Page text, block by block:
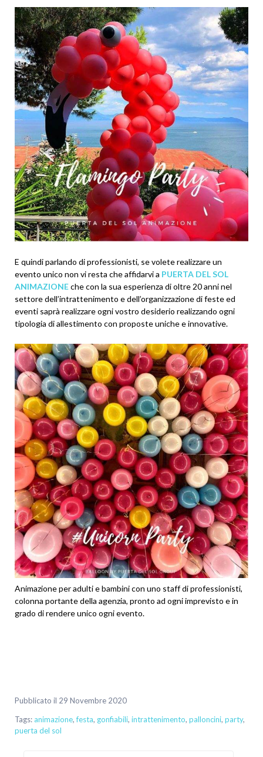
E quindi parlando di professionisti, se volete realizzare un
evento unico non vi resta che affidarvi a PUERTA DEL SOL
ANIMAZIONEche con la sua esperienza di oltre 20 anni nel
settore dell’intrattenimento e dell’organizzazione di feste ed
eventi saprà realizzare ogni vostro desiderio realizzando ogni
tipologia di allestimento con proposte uniche e innovative.
Animazione per adulti e bambini con uno staff di professionisti,
colonna portante della agenzia, pronto ad ogni imprevisto e in
grado di rendere unico ogni evento.
Pubblicato il 29 Novembre 2020
Tags: animazione,festa, gonfiabili, intrattenimento, palloncini, party,
puerta del sol